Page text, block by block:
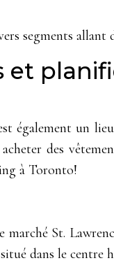
segments allant
également un
des
à Toronto!
St.
dans le